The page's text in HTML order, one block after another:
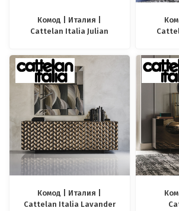
Комод | Италия |
Cattelan Italia Julian
Комод | Италия |
Cattelan Italia Lavander